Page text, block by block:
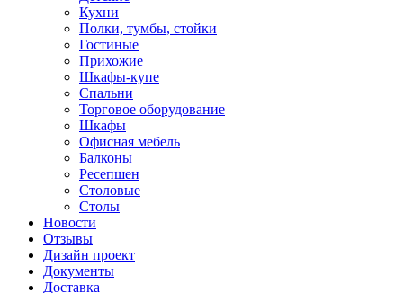
Кухни
Полки, тумбы, стойки
Гостиные
Прихожие
Шкафы-купе
Спальни
Торговое оборудование
Шкафы
Офисная мебель
Балконы
Ресепшен
Столовые
Столы
Новости
Отзывы
Дизайн проект
Документы
Доставка